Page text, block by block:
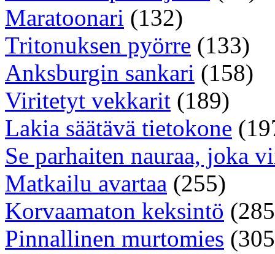
Maratoonari (132)
Tritonuksen pyörre (133)
Anksburgin sankari (158)
Viritetyt vekkarit (189)
Lakia säätävä tietokone
Se parhaiten nauraa, joka
Matkailu avartaa (255)
Korvaamaton keksintö
Pinnallinen murtomies